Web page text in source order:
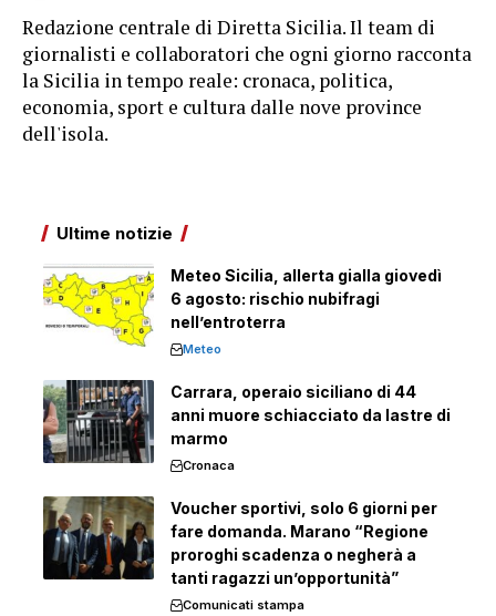
Redazione centrale di Diretta Sicilia. Il team di
giornalisti e collaboratori che ogni giorno racconta
la Sicilia in tempo reale: cronaca, politica,
economia, sport e cultura dalle nove province
dell'isola.
Ultime notizie
Meteo Sicilia, allerta gialla giovedì
6 agosto: rischio nubifragi
nell’entroterra
Meteo
Carrara, operaio siciliano di 44
anni muore schiacciato da lastre di
marmo
Cronaca
Voucher sportivi, solo 6 giorni per
fare domanda. Marano “Regione
proroghi scadenza o negherà a
tanti ragazzi un’opportunità”
Comunicati stampa